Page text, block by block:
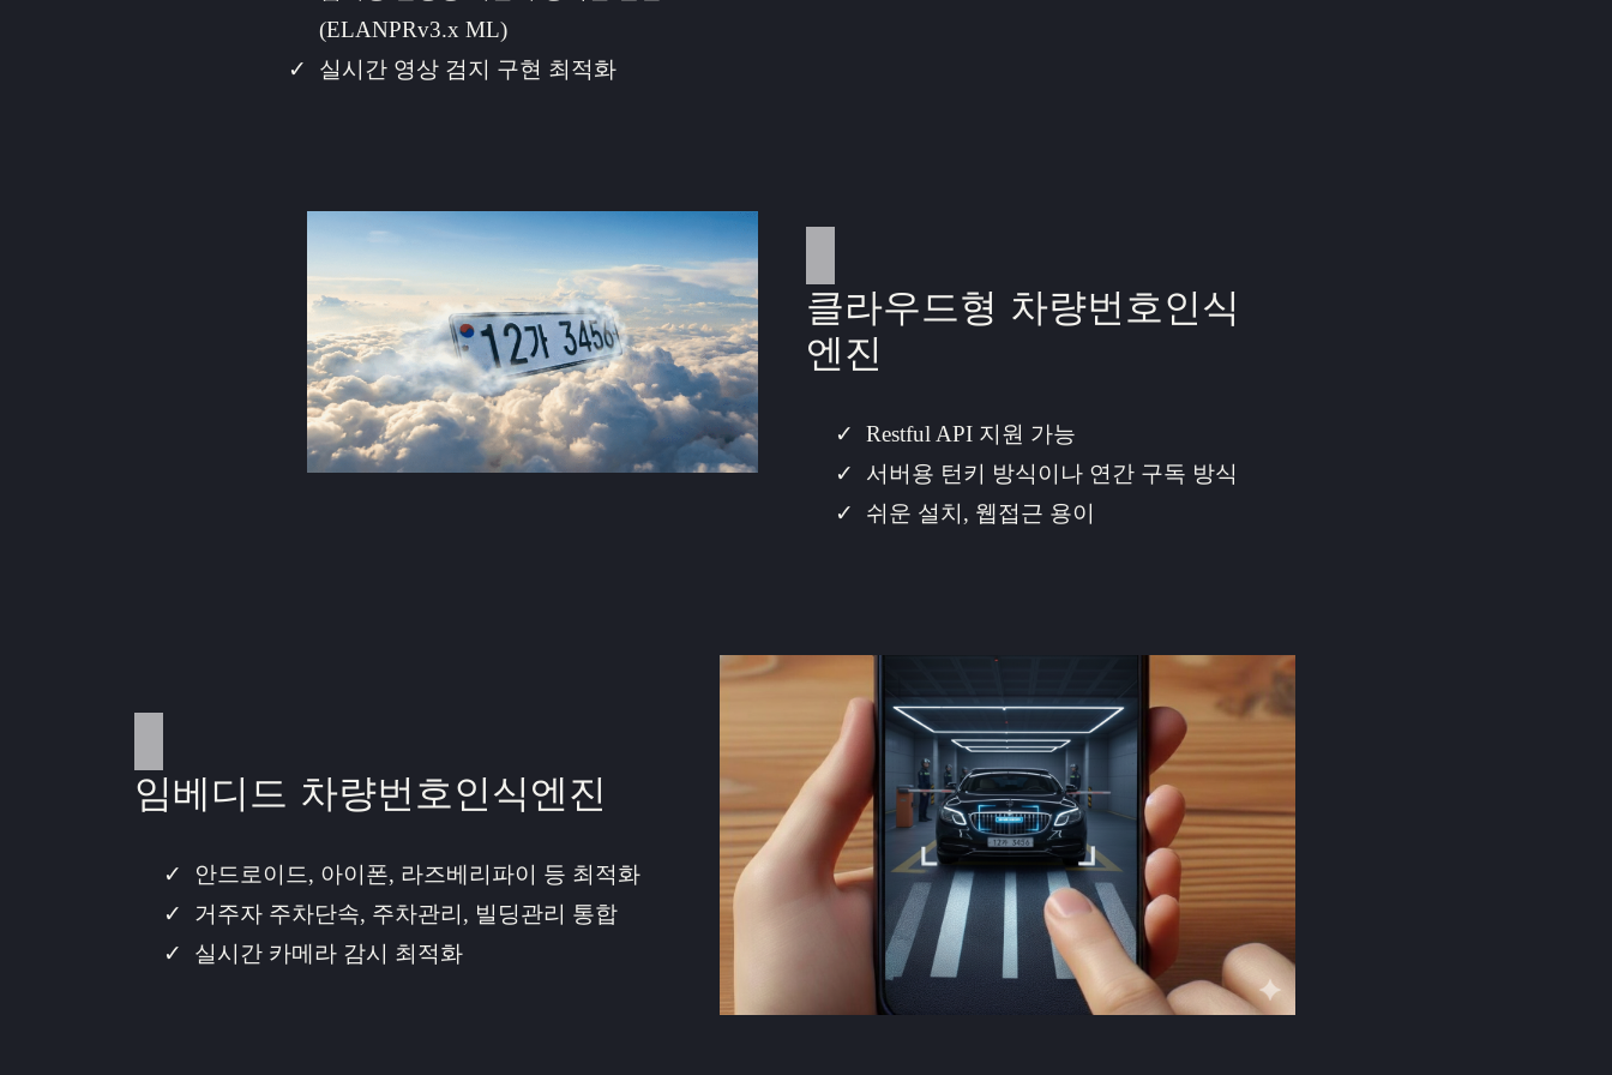
(ELANPRv3.x ML)
실시간 영상 검지 구현 최적화
클라우드형 차량번호인식
엔진
Restful API 지원 가능
서버용 턴키 방식이나 연간 구독 방식
쉬운 설치, 웹접근 용이
임베디드 차량번호인식엔진
안드로이드, 아이폰, 라즈베리파이 등 최적화
거주자 주차단속, 주차관리, 빌딩관리 통합
실시간 카메라 감시 최적화